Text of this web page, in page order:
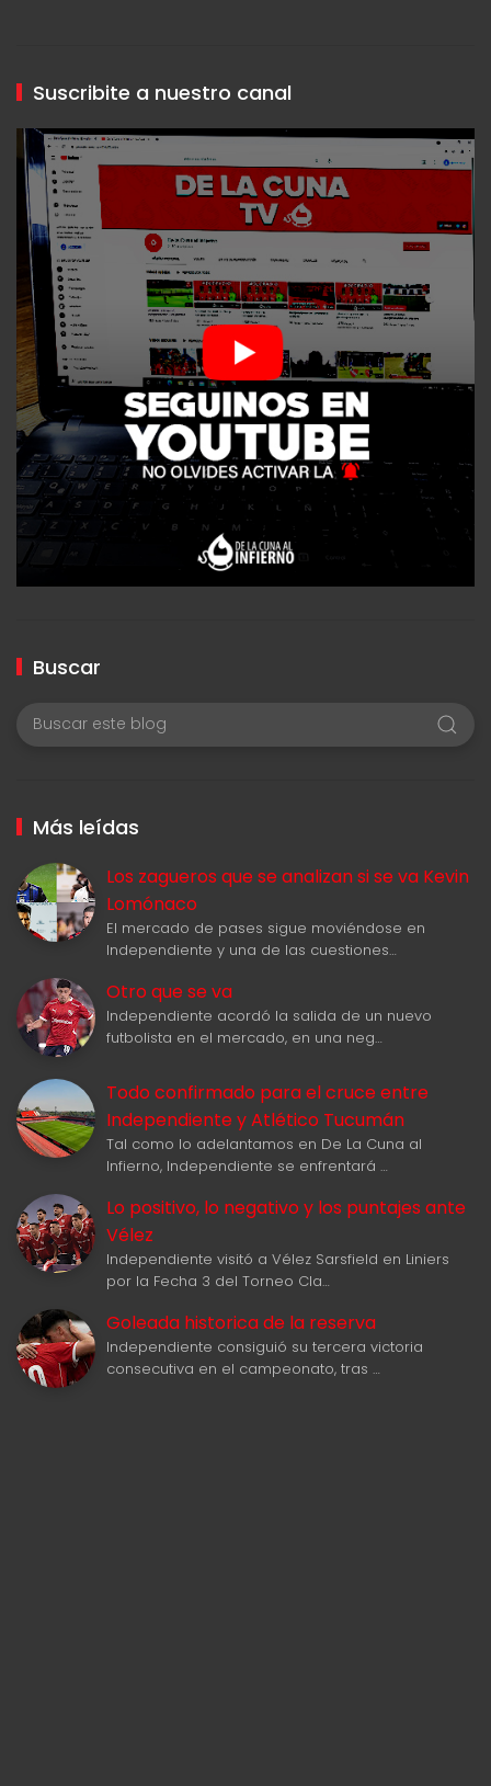
Suscribite a nuestro canal
Buscar
Más leídas
Los zagueros que se analizan si se va Kevin
Lomónaco
El mercado de pases sigue moviéndose en
Independiente y una de las cuestiones…
Otro que se va
Independiente acordó la salida de un nuevo
futbolista en el mercado, en una neg…
Todo confirmado para el cruce entre
Independiente y Atlético Tucumán
Tal como lo adelantamos en De La Cuna al
Infierno, Independiente se enfrentará …
Lo positivo, lo negativo y los puntajes ante
Vélez
Independiente visitó a Vélez Sarsfield en Liniers
por la Fecha 3 del Torneo Cla…
Goleada historica de la reserva
Independiente consiguió su tercera victoria
consecutiva en el campeonato, tras …